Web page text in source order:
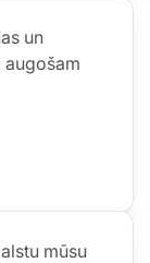
un
mūsu